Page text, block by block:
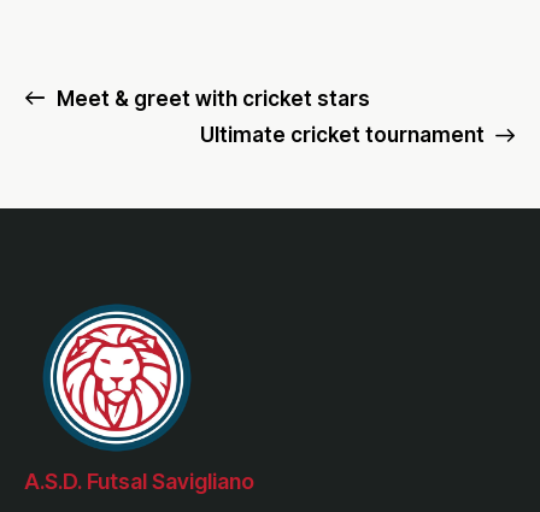
Meet & greet with cricket stars
Ultimate cricket tournament
A.S.D. Futsal Savigliano